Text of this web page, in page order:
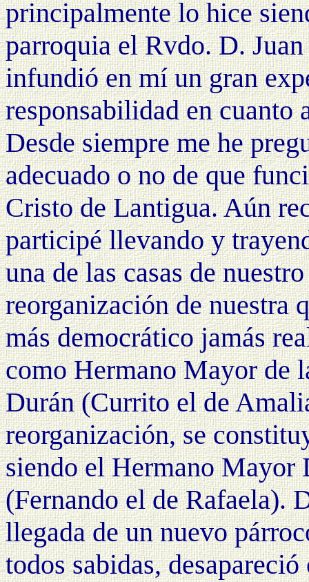
principalmente lo hice
parroquia el Rvdo. D.
infundió en mí un gran
responsabilidad en
Desde siempre me he
adecuado o no de que
Cristo de Lantigua. Aún
participé llevando y
una de las casas de
reorganización de nuestra
más democrático jamás
como Hermano Mayor de
Durán (Currito el de
reorganización, se
siendo el Hermano Mayor
(Fernando el de Rafaela).
llegada de un nuevo
todos sabidas,